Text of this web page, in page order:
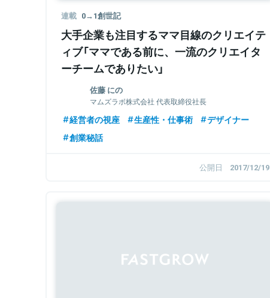
連載 0→1創世記
大手企業も注目するママ目線のクリエイテ
ィブ「ママである前に、一流のクリエイタ
ーチームでありたい」
佐藤 にの
マムズラボ株式会社 代表取締役社長
経営者の視座 生産性・仕事術
デザイナー
創業秘話
公開日 2017/12/19